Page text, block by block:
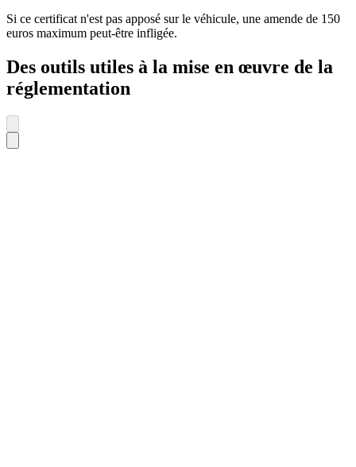
Si ce certificat n'est pas apposé sur le véhicule, une amende de 150
euros maximum peut-être infligée.
Des outils utiles à la mise en œuvre de la
réglementation